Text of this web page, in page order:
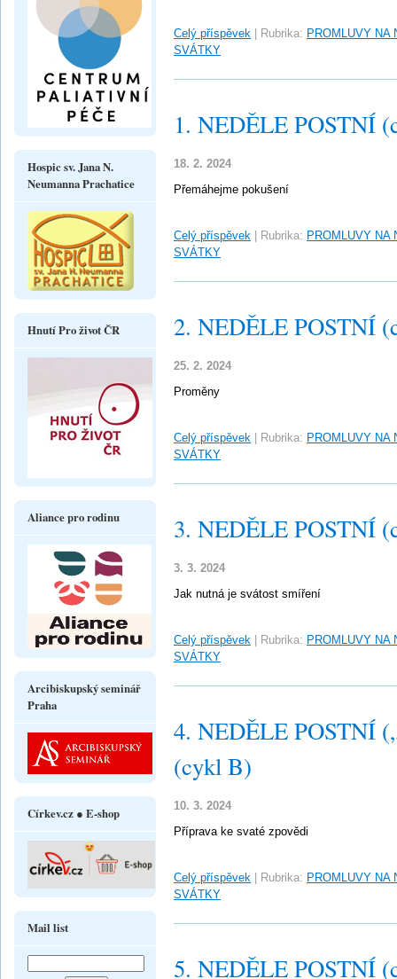
Celý příspěvek Rubrika: PROMLUVY NA
SVÁTKY
1. NEDĚLE POSTNÍ
18. 2. 2024
Přemáhejme pokušení
Celý příspěvek Rubrika: PROMLUVY NA
SVÁTKY
2. NEDĚLE POSTNÍ
25. 2. 2024
Proměny
Celý příspěvek Rubrika: PROMLUVY NA
SVÁTKY
3. NEDĚLE POSTNÍ
3. 3. 2024
Jak nutná je svátost smíření
Celý příspěvek Rubrika: PROMLUVY NA
SVÁTKY
4. NEDĚLE POSTNÍ
(cykl B)
10. 3. 2024
Příprava ke svaté zpovědi
Celý příspěvek Rubrika: PROMLUVY NA
SVÁTKY
5. NEDĚLE POSTNÍ
Hospic sv. Jana N.
Neumanna Prachatice
Hnutí Pro život ČR
Aliance pro rodinu
Arcibiskupský seminář
Praha
Církev.cz ● E-shop
Mail list